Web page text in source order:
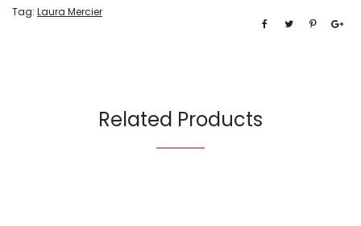
Tag: Laura Mercier
Related Products